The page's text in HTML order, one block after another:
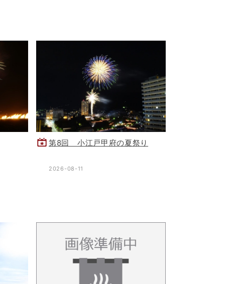
第8回 小江戸甲府の夏祭り
2026-08-11